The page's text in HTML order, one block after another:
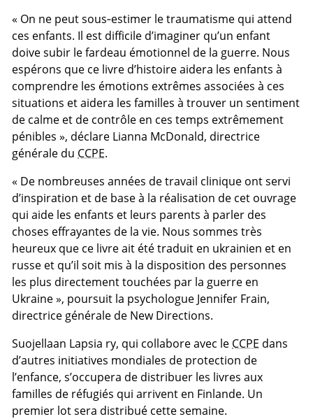
« On ne peut sous‑estimer le traumatisme qui attend
ces enfants. Il est difficile d’imaginer qu’un enfant
doive subir le fardeau émotionnel de la guerre. Nous
espérons que ce livre d’histoire aidera les enfants à
comprendre les émotions extrêmes associées à ces
situations et aidera les familles à trouver un sentiment
de calme et de contrôle en ces temps extrêmement
pénibles », déclare Lianna McDonald, directrice
générale du CCPE.
« De nombreuses années de travail clinique ont servi
d’inspiration et de base à la réalisation de cet ouvrage
qui aide les enfants et leurs parents à parler des
choses effrayantes de la vie. Nous sommes très
heureux que ce livre ait été traduit en ukrainien et en
russe et qu’il soit mis à la disposition des personnes
les plus directement touchées par la guerre en
Ukraine », poursuit la psychologue Jennifer Frain,
directrice générale de New Directions.
Suojellaan Lapsia ry, qui collabore avec le CCPE dans
d’autres initiatives mondiales de protection de
l’enfance, s’occupera de distribuer les livres aux
familles de réfugiés qui arrivent en Finlande. Un
premier lot sera distribué cette semaine.